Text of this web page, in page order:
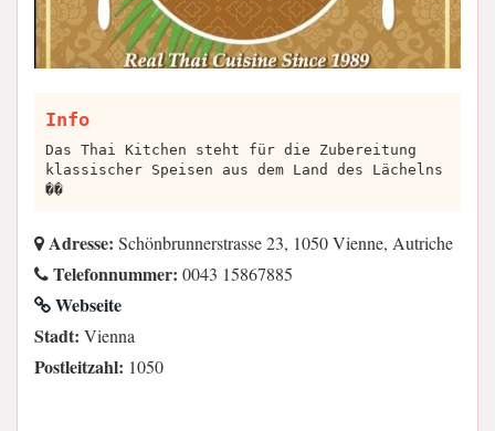
Info
Das Thai Kitchen steht für die Zubereitung
klassischer Speisen aus dem Land des Lächelns
��
Adresse: Schönbrunnerstrasse 23, 1050 Vienne, Autriche
Telefonnummer: 0043 15867885
Webseite
Stadt: Vienna
Postleitzahl: 1050